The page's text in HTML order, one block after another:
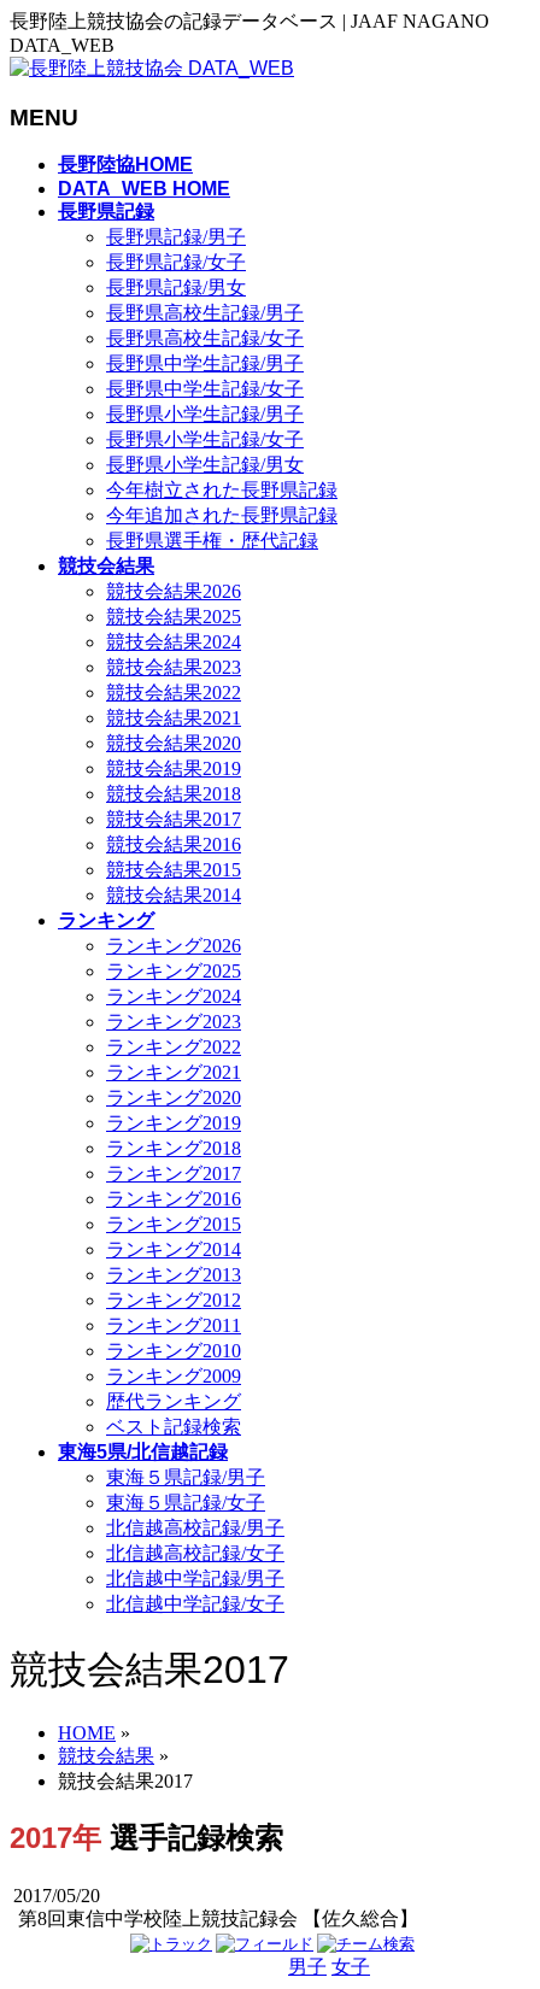
長野陸上競技協会の記録データベース | JAAF NAGANO
DATA_WEB
MENU
長野陸協HOME
DATA_WEB HOME
長野県記録
長野県記録/男子
長野県記録/女子
長野県記録/男女
長野県高校生記録/男子
長野県高校生記録/女子
長野県中学生記録/男子
長野県中学生記録/女子
長野県小学生記録/男子
長野県小学生記録/女子
長野県小学生記録/男女
今年樹立された長野県記録
今年追加された長野県記録
長野県選手権・歴代記録
競技会結果
競技会結果2026
競技会結果2025
競技会結果2024
競技会結果2023
競技会結果2022
競技会結果2021
競技会結果2020
競技会結果2019
競技会結果2018
競技会結果2017
競技会結果2016
競技会結果2015
競技会結果2014
ランキング
ランキング2026
ランキング2025
ランキング2024
ランキング2023
ランキング2022
ランキング2021
ランキング2020
ランキング2019
ランキング2018
ランキング2017
ランキング2016
ランキング2015
ランキング2014
ランキング2013
ランキング2012
ランキング2011
ランキング2010
ランキング2009
歴代ランキング
ベスト記録検索
東海5県/北信越記録
東海５県記録/男子
東海５県記録/女子
北信越高校記録/男子
北信越高校記録/女子
北信越中学記録/男子
北信越中学記録/女子
競技会結果2017
HOME »
競技会結果 »
競技会結果2017
2017年 選手記録検索
2017/05/20
第8回東信中学校陸上競技記録会 【佐久総合】
男子 女子